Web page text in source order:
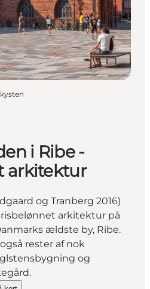
i Ribe -
arkitektur
og Tranberg 2016)
arkitektur på
ældste by, Ribe.
rester af nok
og